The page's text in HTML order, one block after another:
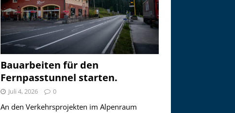
Bauarbeiten für den
Fernpasstunnel starten.
Juli 4, 2026 0
An den Verkehrsprojekten im Alpenraum